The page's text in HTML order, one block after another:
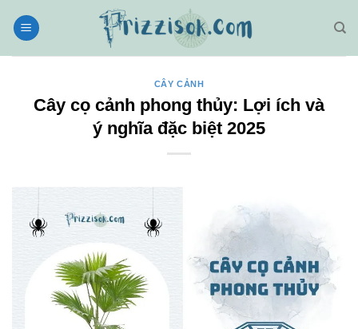
qua
CÂY CẢNH
Cây cọ cảnh phong thủy: Lợi ích và
ý nghĩa đặc biệt 2025